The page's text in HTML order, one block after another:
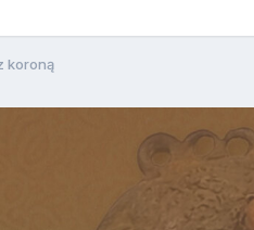
koroną